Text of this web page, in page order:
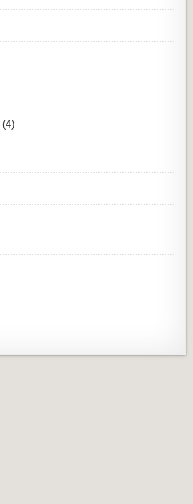
(4)